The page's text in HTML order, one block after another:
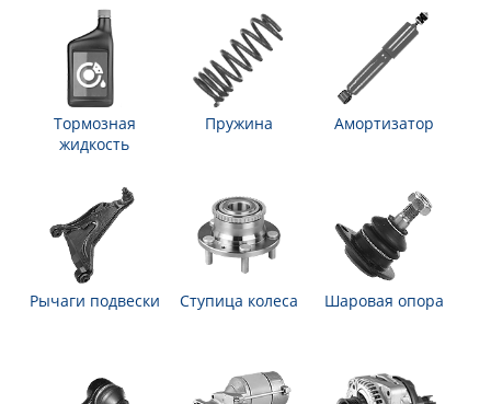
Тормозная
жидкость
Пружина Амортизатор
Рычаги подвески Ступица колеса Шаровая опора